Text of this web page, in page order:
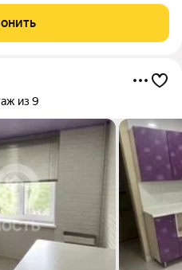
постройки: 1991 - Этаж: 1
из 9